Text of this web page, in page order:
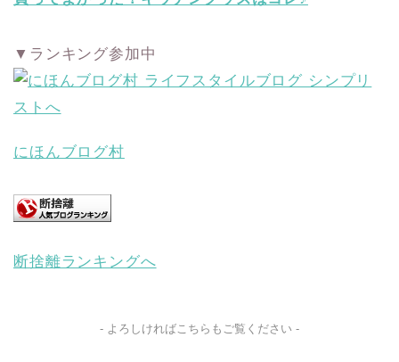
▼ランキング参加中
にほんブログ村
断捨離ランキングへ
- よろしければこちらもご覧ください -